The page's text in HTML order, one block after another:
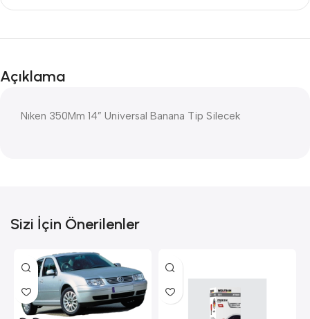
Açıklama
Nıken 350Mm 14” Universal Banana Tip Silecek
Sizi İçin Önerilenler